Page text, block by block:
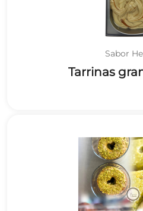
Sabor
Tarrinas